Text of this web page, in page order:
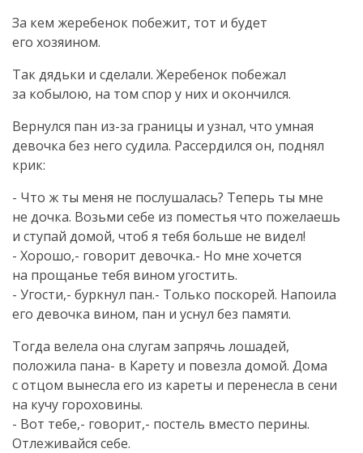
За кем жеребенок побежит, тот и будет
его хозяином.
Так дядьки и сделали. Жеребенок побежал
за кобылою, на том спор у них и окончился.
Вернулся пан из-за границы и узнал, что умная
девочка без него судила. Рассердился он, поднял
крик:
- Что ж ты меня не послушалась? Теперь ты мне
не дочка. Возьми себе из поместья что пожелаешь
и ступай домой, чтоб я тебя больше не видел!
- Хорошо,- говорит девочка.- Но мне хочется
на прощанье тебя вином угостить.
- Угости,- буркнул пан.- Только поскорей. Напоила
его девочка вином, пан и уснул без памяти.
Тогда велела она слугам запрячь лошадей,
положила пана- в Карету и повезла домой. Дома
с отцом вынесла его из кареты и перенесла в сени
на кучу гороховины.
- Вот тебе,- говорит,- постель вместо перины.
Отлеживайся себе.